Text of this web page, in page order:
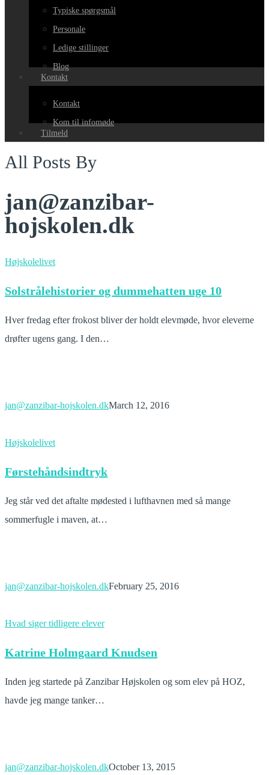
Typiske spørgsmål
Personale
Ledige stillinger
Blog
Kontakt
Kontakt
Kom til infomøde
Tilmeld
All Posts By
jan@zanzibar-
hojskolen.dk
Solstrålehistorier
dummehatten
uge
10
Højskolelivet
Solstrålehistorier og dummehatten uge 10
Hver fredag efter frokost bliver der holdt elevmøde, hvor eleverne
drøfter ugens gang. I den…
jan@zanzibar-hojskolen.dkMarch 12, 2016
Førstehåndsindtryk
Højskolelivet
Førstehåndsindtryk
Jeg står ved det aftalte mødested i lufthavnen med så mange
sommerfugle i maven, at…
jan@zanzibar-hojskolen.dkFebruary 25, 2016
Katrine
Knudsen
Hvad siger tidligere elever
Katrine Holmgaard Knudsen
Inden jeg startede på Zanzibar Højskolen og som elev på HOZ,
havde jeg mange tanker…
jan@zanzibar-hojskolen.dkOctober 13, 2015